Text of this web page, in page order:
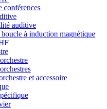
conférences
auditive
à induction magnétique
et accessoire